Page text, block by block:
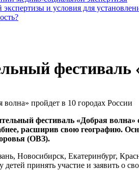
и условия для
фестиваль
фестиваль «Добрая
расширив свою географию.
(ОВЗ).
Новосибирск, Екатеринбург,
принять участие и заявить о